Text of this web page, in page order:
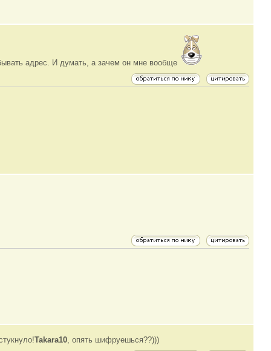
адрес. И думать, а зачем он мне вообще
Takara10, опять шифруешься??)))